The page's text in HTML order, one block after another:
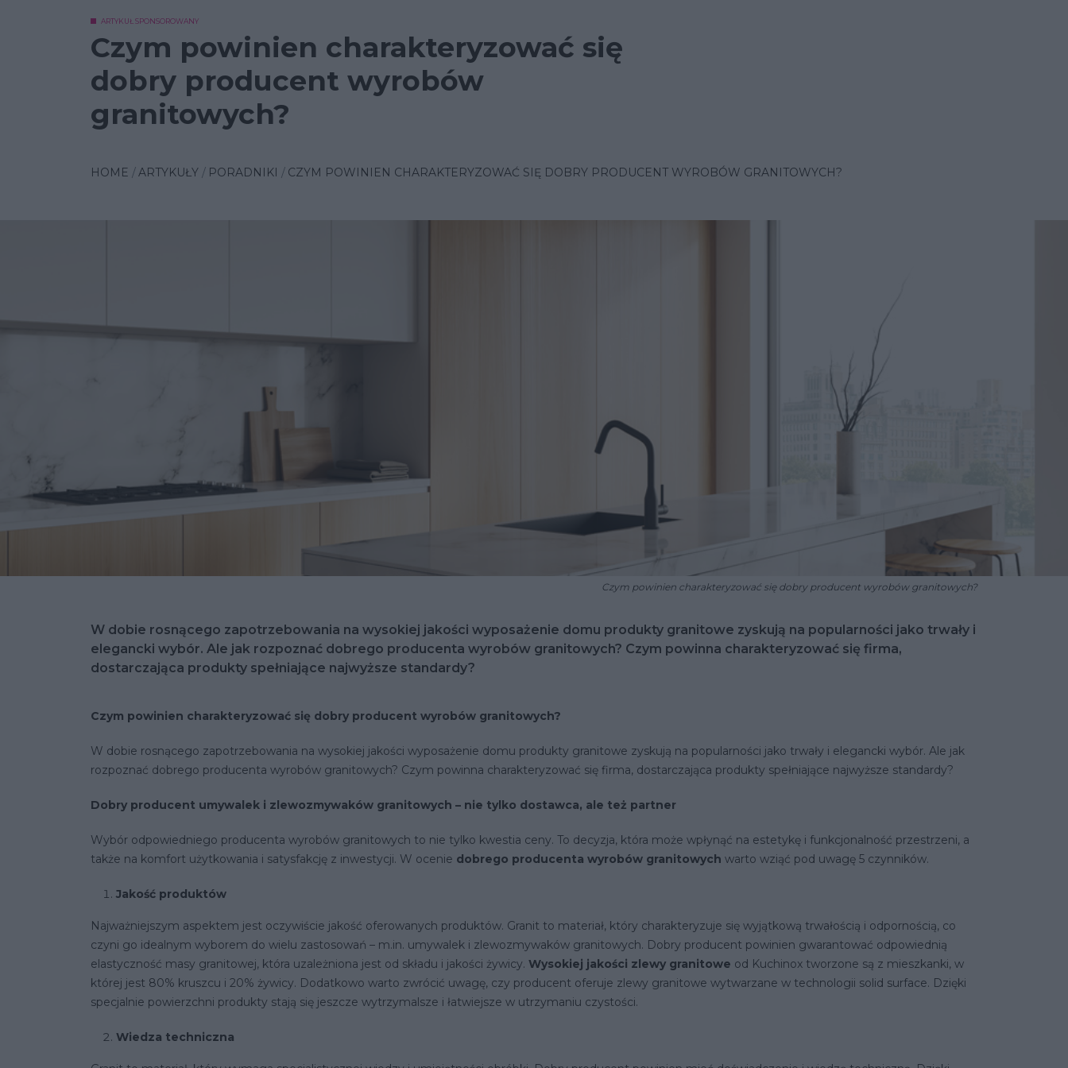
ARTYKUŁ SPONSOROWANY
Czym powinien charakteryzować się
dobry producent wyrobów
granitowych?
HOME ARTYKUŁY PORADNIKI CZYM POWINIEN CHARAKTERYZOWAĆ SIĘ DOBRY PRODUCENT WYROBÓW GRANITOWYCH?
Czym powinien charakteryzować się dobry producent wyrobów granitowych?
W dobie rosnącego zapotrzebowania na wysokiej jakości wyposażenie domu produkty granitowe zyskują na popularności jako trwały i
elegancki wybór. Ale jak rozpoznać dobrego producenta wyrobów granitowych? Czym powinna charakteryzować się firma,
dostarczająca produkty spełniające najwyższe standardy?
Czym powinien charakteryzować się dobry producent wyrobów granitowych?
W dobie rosnącego zapotrzebowania na wysokiej jakości wyposażenie domu produkty granitowe zyskują na popularności jako trwały i elegancki wybór. Ale jak
rozpoznać dobrego producenta wyrobów granitowych? Czym powinna charakteryzować się firma, dostarczająca produkty spełniające najwyższe standardy?
Dobry producent umywalek i zlewozmywaków granitowych – nie tylko dostawca, ale też partner
Wybór odpowiedniego producenta wyrobów granitowych to nie tylko kwestia ceny. To decyzja, która może wpłynąć na estetykę i funkcjonalność przestrzeni, a
także na komfort użytkowania i satysfakcję z inwestycji. W ocenie dobrego producenta wyrobów granitowych warto wziąć pod uwagę 5 czynników.
Jakość produktów
Najważniejszym aspektem jest oczywiście jakość oferowanych produktów. Granit to materiał, który charakteryzuje się wyjątkową trwałością i odpornością, co
czyni go idealnym wyborem do wielu zastosowań – m.in. umywalek i zlewozmywaków granitowych. Dobry producent powinien gwarantować odpowiednią
elastyczność masy granitowej, która uzależniona jest od składu i jakości żywicy. Wysokiej jakości zlewy granitowe od Kuchinox tworzone są z mieszkanki, w
której jest 80% kruszcu i 20% żywicy. Dodatkowo warto zwrócić uwagę, czy producent oferuje zlewy granitowe wytwarzane w technologii solid surface. Dzięki
specjalnie powierzchni produkty stają się jeszcze wytrzymalsze i łatwiejsze w utrzymaniu czystości.
Wiedza techniczna